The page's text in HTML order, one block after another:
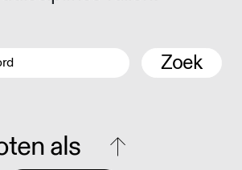
Zoek
als